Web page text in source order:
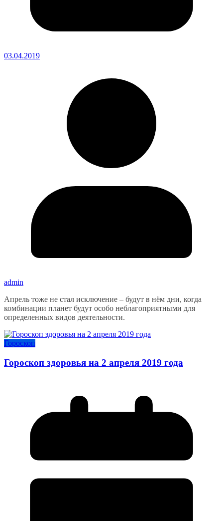
03.04.2019
admin
Апрель тоже не стал исключение – будут в нём дни, когда
комбинации планет будут особо неблагоприятными для
определенных видов деятельности.
Гороскоп
Гороскоп здоровья на 2 апреля 2019 года